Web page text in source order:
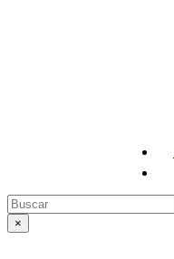
Buscar
×
Close